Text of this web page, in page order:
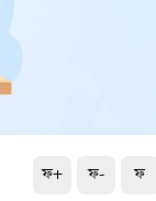
ফ+ ফ- ফ